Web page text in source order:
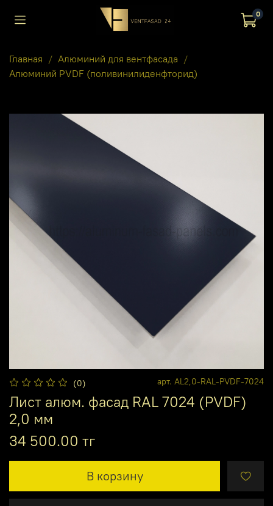
0
Главная
Алюминий для вентфасада
Алюминий PVDF (поливинилиденфторид)
(0) арт. AL2,0-RAL-PVDF-7024
Лист алюм. фасад RAL 7024 (PVDF)
2,0 мм
34 500.00 тг
В корзину